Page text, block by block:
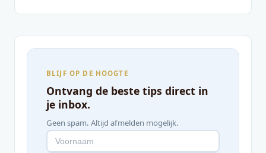
BLIJF OP DE HOOGTE
Ontvang de beste tips direct in
je inbox.
Geen spam. Altijd afmelden mogelijk.